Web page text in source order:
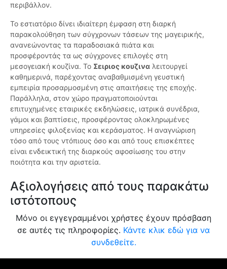
περιβάλλον.
Το εστιατόριο δίνει ιδιαίτερη έμφαση στη διαρκή
παρακολούθηση των σύγχρονων τάσεων της μαγειρικής,
ανανεώνοντας τα παραδοσιακά πιάτα και
προσφέροντάς τα ως σύγχρονες επιλογές στη
μεσογειακή κουζίνα. Το Σειριος κουζινα λειτουργεί
καθημερινά, παρέχοντας αναβαθμισμένη γευστική
εμπειρία προσαρμοσμένη στις απαιτήσεις της εποχής.
Παράλληλα, στον χώρο πραγματοποιούνται
επιτυχημένες εταιρικές εκδηλώσεις, ιατρικά συνέδρια,
γάμοι και βαπτίσεις, προσφέροντας ολοκληρωμένες
υπηρεσίες φιλοξενίας και κεράσματος. Η αναγνώριση
τόσο από τους ντόπιους όσο και από τους επισκέπτες
είναι ενδεικτική της διαρκούς αφοσίωσης του στην
ποιότητα και την αριστεία.
Αξιολογήσεις από τους παρακάτω
ιστότοπους
Μόνο οι εγγεγραμμένοι χρήστες έχουν πρόσβαση
σε αυτές τις πληροφορίες. Κάντε κλικ εδώ για να
συνδεθείτε.